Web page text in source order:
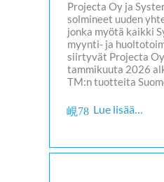
Projecta Oy ja
solmineet uuden
jonka myötä kaikki
myynti- ja
siirtyvät Projecta
tammikuuta 2026
TM:n tuotteita
Lue lisää…